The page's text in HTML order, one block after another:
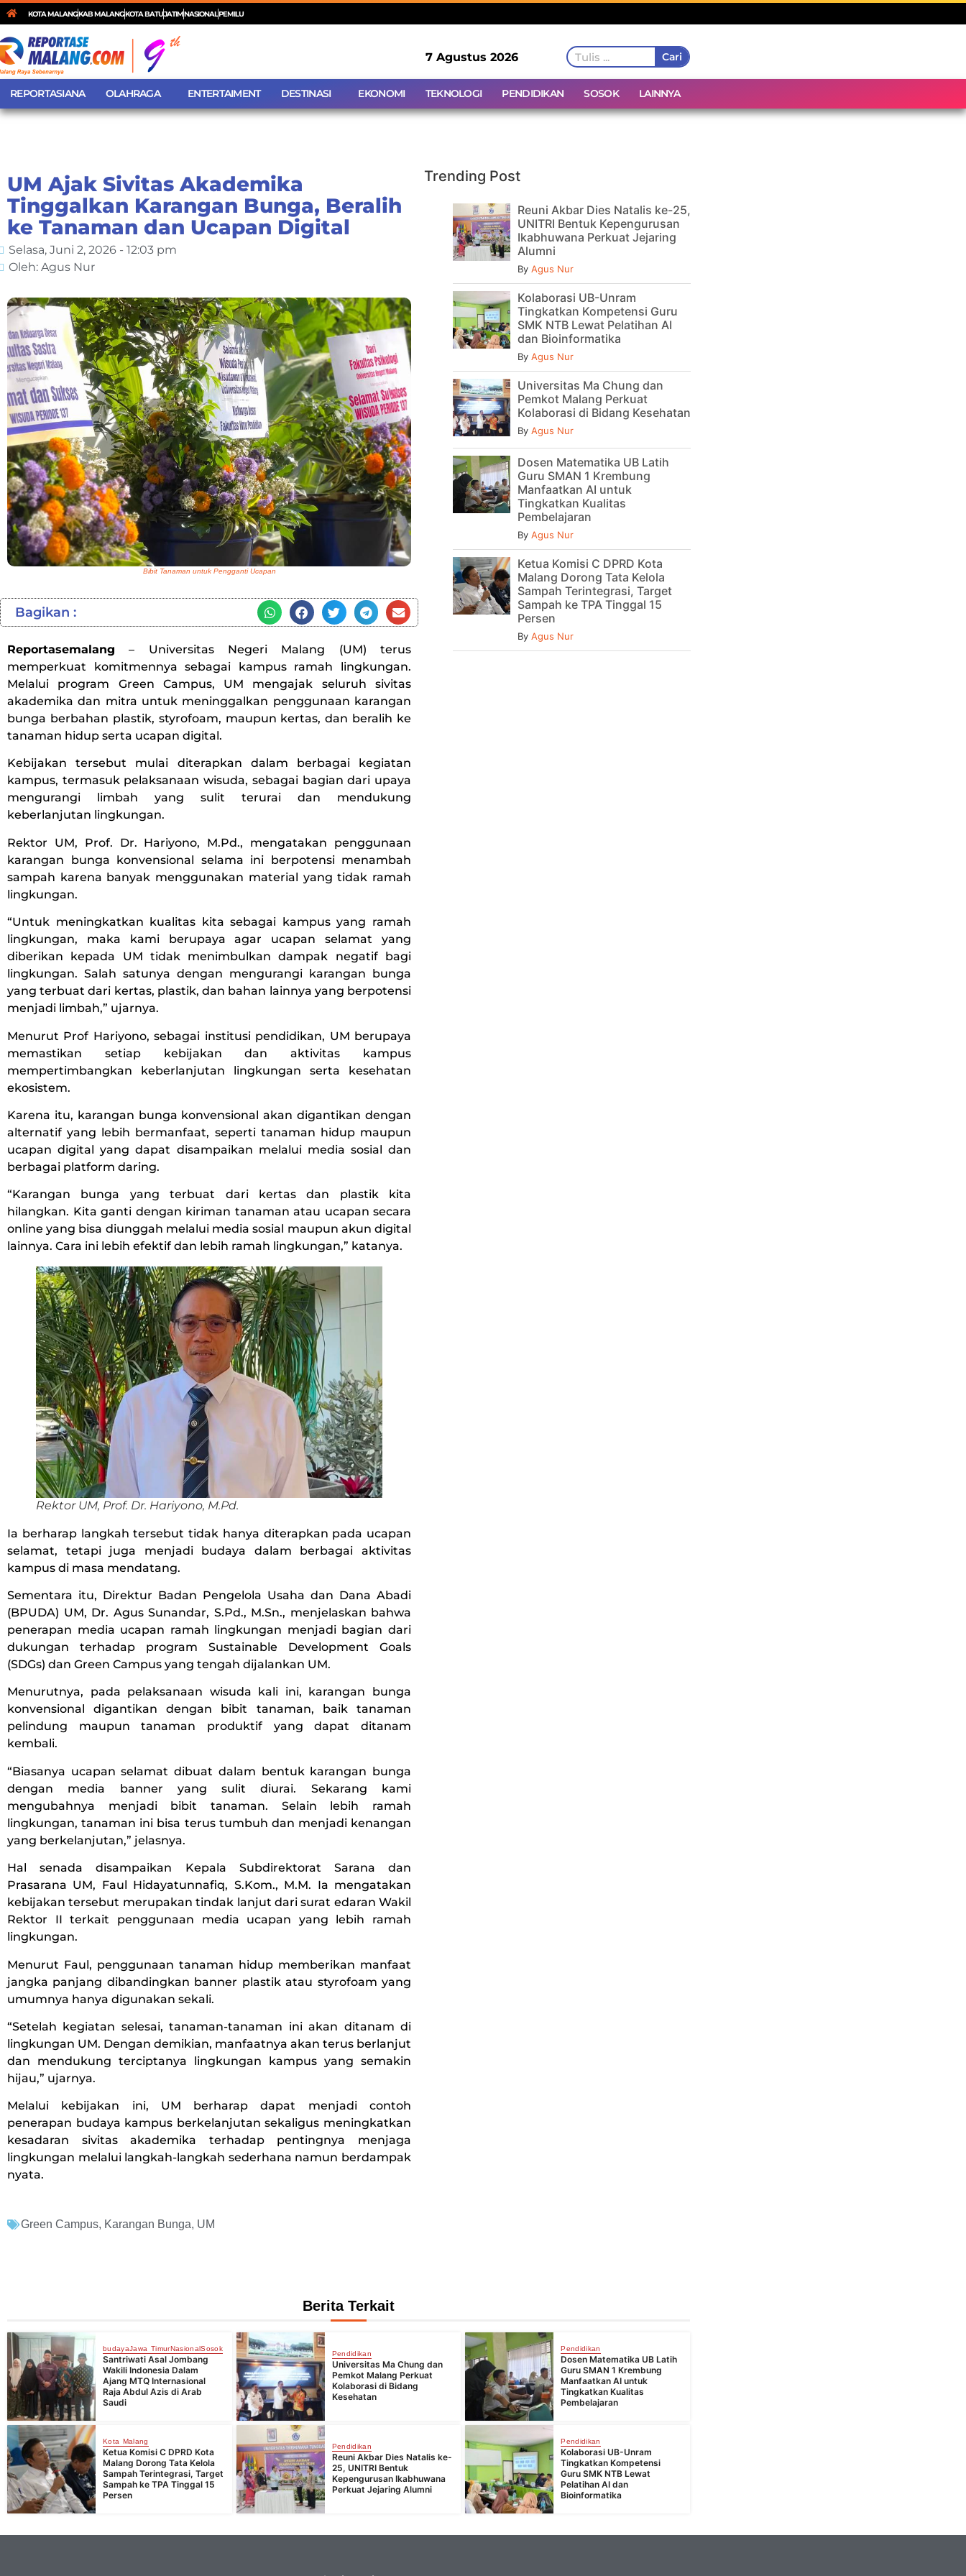
KOTA MALANGKAB MALANGKOTA BATUJATIMNASIONALPEMILU
7 Agustus 2026 Cari
REPORTASIANA OLAHRAGA ENTERTAIMENT DESTINASI EKONOMI TEKNOLOGI PENDIDIKAN SOSOK LAINNYA
UM Ajak Sivitas Akademika
Tinggalkan Karangan Bunga, Beralih
ke Tanaman dan Ucapan Digital
Selasa, Juni 2, 2026 - 12:03 pm
Oleh: Agus Nur
Bibit Tanaman untuk Pengganti Ucapan
Bagikan :
Reportasemalang – Universitas Negeri Malang (UM) terus
memperkuat komitmennya sebagai kampus ramah lingkungan.
Melalui program Green Campus, UM mengajak seluruh sivitas
akademika dan mitra untuk meninggalkan penggunaan karangan
bunga berbahan plastik, styrofoam, maupun kertas, dan beralih ke
tanaman hidup serta ucapan digital.
Kebijakan tersebut mulai diterapkan dalam berbagai kegiatan
kampus, termasuk pelaksanaan wisuda, sebagai bagian dari upaya
mengurangi limbah yang sulit terurai dan mendukung
keberlanjutan lingkungan.
Rektor UM, Prof. Dr. Hariyono, M.Pd., mengatakan penggunaan
karangan bunga konvensional selama ini berpotensi menambah
sampah karena banyak menggunakan material yang tidak ramah
lingkungan.
“Untuk meningkatkan kualitas kita sebagai kampus yang ramah
lingkungan, maka kami berupaya agar ucapan selamat yang
diberikan kepada UM tidak menimbulkan dampak negatif bagi
lingkungan. Salah satunya dengan mengurangi karangan bunga
yang terbuat dari kertas, plastik, dan bahan lainnya yang berpotensi
menjadi limbah,” ujarnya.
Menurut Prof Hariyono, sebagai institusi pendidikan, UM berupaya
memastikan setiap kebijakan dan aktivitas kampus
mempertimbangkan keberlanjutan lingkungan serta kesehatan
ekosistem.
Karena itu, karangan bunga konvensional akan digantikan dengan
alternatif yang lebih bermanfaat, seperti tanaman hidup maupun
ucapan digital yang dapat disampaikan melalui media sosial dan
berbagai platform daring.
“Karangan bunga yang terbuat dari kertas dan plastik kita
hilangkan. Kita ganti dengan kiriman tanaman atau ucapan secara
online yang bisa diunggah melalui media sosial maupun akun digital
lainnya. Cara ini lebih efektif dan lebih ramah lingkungan,” katanya.
Rektor UM, Prof. Dr. Hariyono, M.Pd.
Ia berharap langkah tersebut tidak hanya diterapkan pada ucapan
selamat, tetapi juga menjadi budaya dalam berbagai aktivitas
kampus di masa mendatang.
Sementara itu, Direktur Badan Pengelola Usaha dan Dana Abadi
(BPUDA) UM, Dr. Agus Sunandar, S.Pd., M.Sn., menjelaskan bahwa
penerapan media ucapan ramah lingkungan menjadi bagian dari
dukungan terhadap program Sustainable Development Goals
(SDGs) dan Green Campus yang tengah dijalankan UM.
Menurutnya, pada pelaksanaan wisuda kali ini, karangan bunga
konvensional digantikan dengan bibit tanaman, baik tanaman
pelindung maupun tanaman produktif yang dapat ditanam
kembali.
“Biasanya ucapan selamat dibuat dalam bentuk karangan bunga
dengan media banner yang sulit diurai. Sekarang kami
mengubahnya menjadi bibit tanaman. Selain lebih ramah
lingkungan, tanaman ini bisa terus tumbuh dan menjadi kenangan
yang berkelanjutan,” jelasnya.
Hal senada disampaikan Kepala Subdirektorat Sarana dan
Prasarana UM, Faul Hidayatunnafiq, S.Kom., M.M. Ia mengatakan
kebijakan tersebut merupakan tindak lanjut dari surat edaran Wakil
Rektor II terkait penggunaan media ucapan yang lebih ramah
lingkungan.
Menurut Faul, penggunaan tanaman hidup memberikan manfaat
jangka panjang dibandingkan banner plastik atau styrofoam yang
umumnya hanya digunakan sekali.
“Setelah kegiatan selesai, tanaman-tanaman ini akan ditanam di
lingkungan UM. Dengan demikian, manfaatnya akan terus berlanjut
dan mendukung terciptanya lingkungan kampus yang semakin
hijau,” ujarnya.
Melalui kebijakan ini, UM berharap dapat menjadi contoh
penerapan budaya kampus berkelanjutan sekaligus meningkatkan
kesadaran sivitas akademika terhadap pentingnya menjaga
lingkungan melalui langkah-langkah sederhana namun berdampak
nyata.
Green Campus, Karangan Bunga, UM
Trending Post
Reuni Akbar Dies Natalis ke-25,
UNITRI Bentuk Kepengurusan
Ikabhuwana Perkuat Jejaring
Alumni
By Agus Nur
Kolaborasi UB-Unram
Tingkatkan Kompetensi Guru
SMK NTB Lewat Pelatihan AI
dan Bioinformatika
By Agus Nur
Universitas Ma Chung dan
Pemkot Malang Perkuat
Kolaborasi di Bidang Kesehatan
By Agus Nur
Dosen Matematika UB Latih
Guru SMAN 1 Krembung
Manfaatkan AI untuk
Tingkatkan Kualitas
Pembelajaran
By Agus Nur
Ketua Komisi C DPRD Kota
Malang Dorong Tata Kelola
Sampah Terintegrasi, Target
Sampah ke TPA Tinggal 15
Persen
By Agus Nur
Berita Terkait
budayaJawa TimurNasionalSosok
Santriwati Asal Jombang
Wakili Indonesia Dalam
Ajang MTQ Internasional
Raja Abdul Azis di Arab
Saudi
Pendidikan
Universitas Ma Chung dan
Pemkot Malang Perkuat
Kolaborasi di Bidang
Kesehatan
Pendidikan
Dosen Matematika UB Latih
Guru SMAN 1 Krembung
Manfaatkan AI untuk
Tingkatkan Kualitas
Pembelajaran
Kota Malang
Ketua Komisi C DPRD Kota
Malang Dorong Tata Kelola
Sampah Terintegrasi, Target
Sampah ke TPA Tinggal 15
Persen
Pendidikan
Reuni Akbar Dies Natalis ke-
25, UNITRI Bentuk
Kepengurusan Ikabhuwana
Perkuat Jejaring Alumni
Pendidikan
Kolaborasi UB-Unram
Tingkatkan Kompetensi
Guru SMK NTB Lewat
Pelatihan AI dan
Bioinformatika